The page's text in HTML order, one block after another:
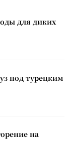
для диких
под турецким
на